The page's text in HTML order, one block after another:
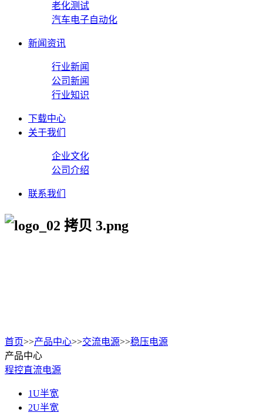
老化测试
汽车电子自动化
新闻资讯
行业新闻
公司新闻
行业知识
下载中心
关于我们
企业文化
公司介绍
联系我们
首页>>产品中心>>交流电源>>稳压电源
产品中心
程控直流电源
1U半宽
2U半宽